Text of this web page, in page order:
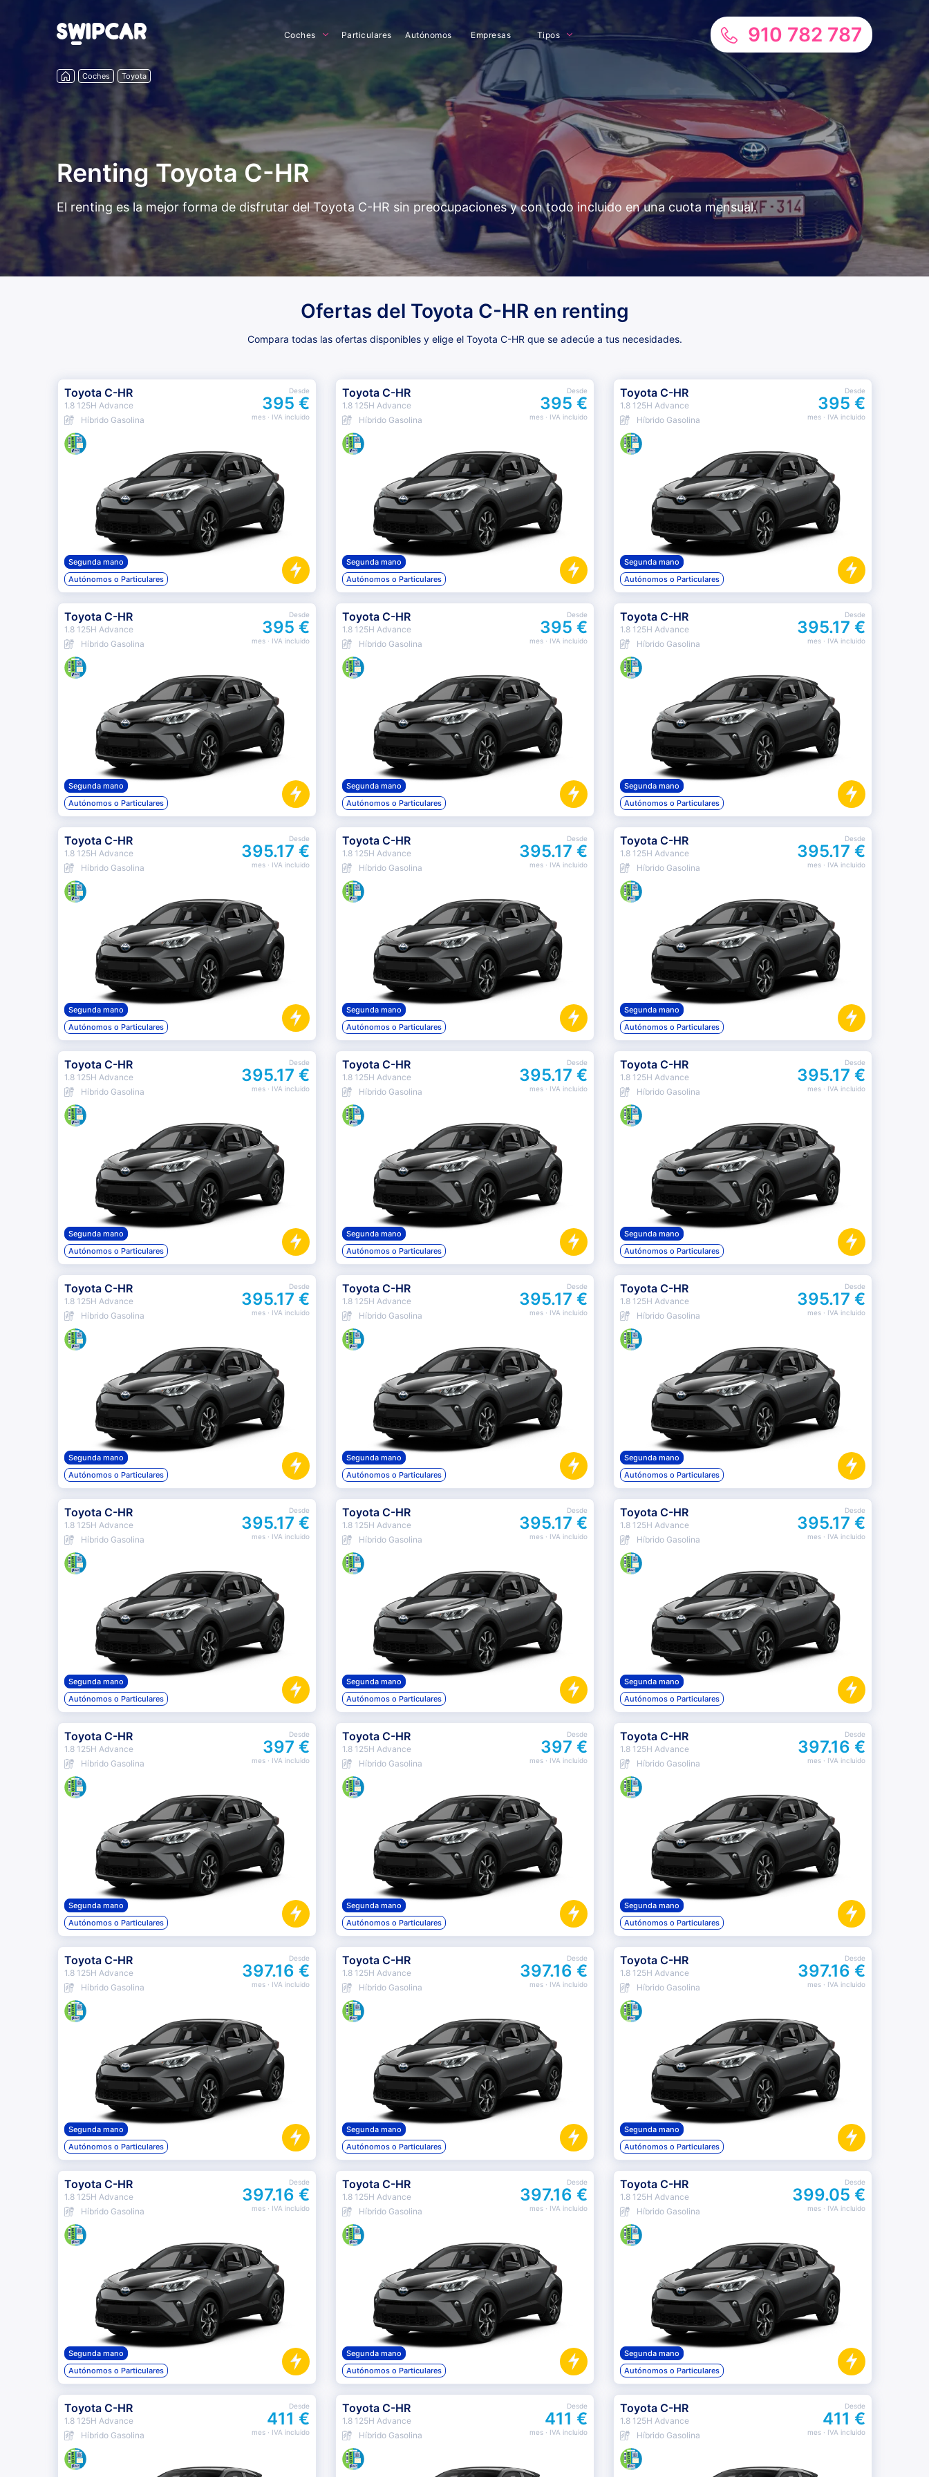
Coches Particulares Autónomos Empresas Tipos 910 782 787
Coches Toyota
Renting Toyota C-HR
El renting es la mejor forma de disfrutar del Toyota C-HR sin preocupaciones y con todo incluido en una cuota mensual.
Ofertas del Toyota C-HR en renting
Compara todas las ofertas disponibles y elige el Toyota C-HR que se adecúe a tus necesidades.
Toyota C-HR
1.8 125H Advance
Híbrido Gasolina
Desde
395 €
mes· IVA incluido
Segunda mano
Autónomos o Particulares
Toyota C-HR
1.8 125H Advance
Híbrido Gasolina
Desde
395 €
mes· IVA incluido
Segunda mano
Autónomos o Particulares
Toyota C-HR
1.8 125H Advance
Híbrido Gasolina
Desde
395 €
mes· IVA incluido
Segunda mano
Autónomos o Particulares
Toyota C-HR
1.8 125H Advance
Híbrido Gasolina
Desde
395 €
mes· IVA incluido
Segunda mano
Autónomos o Particulares
Toyota C-HR
1.8 125H Advance
Híbrido Gasolina
Desde
395 €
mes· IVA incluido
Segunda mano
Autónomos o Particulares
Toyota C-HR
1.8 125H Advance
Híbrido Gasolina
Desde
395.17 €
mes· IVA incluido
Segunda mano
Autónomos o Particulares
Toyota C-HR
1.8 125H Advance
Híbrido Gasolina
Desde
395.17 €
mes· IVA incluido
Segunda mano
Autónomos o Particulares
Toyota C-HR
1.8 125H Advance
Híbrido Gasolina
Desde
395.17 €
mes· IVA incluido
Segunda mano
Autónomos o Particulares
Toyota C-HR
1.8 125H Advance
Híbrido Gasolina
Desde
395.17 €
mes· IVA incluido
Segunda mano
Autónomos o Particulares
Toyota C-HR
1.8 125H Advance
Híbrido Gasolina
Desde
395.17 €
mes· IVA incluido
Segunda mano
Autónomos o Particulares
Toyota C-HR
1.8 125H Advance
Híbrido Gasolina
Desde
395.17 €
mes· IVA incluido
Segunda mano
Autónomos o Particulares
Toyota C-HR
1.8 125H Advance
Híbrido Gasolina
Desde
395.17 €
mes· IVA incluido
Segunda mano
Autónomos o Particulares
Toyota C-HR
1.8 125H Advance
Híbrido Gasolina
Desde
395.17 €
mes· IVA incluido
Segunda mano
Autónomos o Particulares
Toyota C-HR
1.8 125H Advance
Híbrido Gasolina
Desde
395.17 €
mes· IVA incluido
Segunda mano
Autónomos o Particulares
Toyota C-HR
1.8 125H Advance
Híbrido Gasolina
Desde
395.17 €
mes· IVA incluido
Segunda mano
Autónomos o Particulares
Toyota C-HR
1.8 125H Advance
Híbrido Gasolina
Desde
395.17 €
mes· IVA incluido
Segunda mano
Autónomos o Particulares
Toyota C-HR
1.8 125H Advance
Híbrido Gasolina
Desde
395.17 €
mes· IVA incluido
Segunda mano
Autónomos o Particulares
Toyota C-HR
1.8 125H Advance
Híbrido Gasolina
Desde
395.17 €
mes· IVA incluido
Segunda mano
Autónomos o Particulares
Toyota C-HR
1.8 125H Advance
Híbrido Gasolina
Desde
397 €
mes· IVA incluido
Segunda mano
Autónomos o Particulares
Toyota C-HR
1.8 125H Advance
Híbrido Gasolina
Desde
397 €
mes· IVA incluido
Segunda mano
Autónomos o Particulares
Toyota C-HR
1.8 125H Advance
Híbrido Gasolina
Desde
397.16 €
mes· IVA incluido
Segunda mano
Autónomos o Particulares
Toyota C-HR
1.8 125H Advance
Híbrido Gasolina
Desde
397.16 €
mes· IVA incluido
Segunda mano
Autónomos o Particulares
Toyota C-HR
1.8 125H Advance
Híbrido Gasolina
Desde
397.16 €
mes· IVA incluido
Segunda mano
Autónomos o Particulares
Toyota C-HR
1.8 125H Advance
Híbrido Gasolina
Desde
397.16 €
mes· IVA incluido
Segunda mano
Autónomos o Particulares
Toyota C-HR
1.8 125H Advance
Híbrido Gasolina
Desde
397.16 €
mes· IVA incluido
Segunda mano
Autónomos o Particulares
Toyota C-HR
1.8 125H Advance
Híbrido Gasolina
Desde
397.16 €
mes· IVA incluido
Segunda mano
Autónomos o Particulares
Toyota C-HR
1.8 125H Advance
Híbrido Gasolina
Desde
399.05 €
mes· IVA incluido
Segunda mano
Autónomos o Particulares
Toyota C-HR
1.8 125H Advance
Híbrido Gasolina
Desde
411 €
mes· IVA incluido
Toyota C-HR
1.8 125H Advance
Híbrido Gasolina
Desde
411 €
mes· IVA incluido
Toyota C-HR
1.8 125H Advance
Híbrido Gasolina
Desde
411 €
mes· IVA incluido